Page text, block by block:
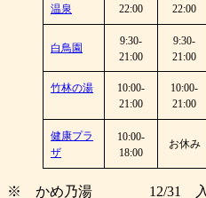
温泉
22:00
22:00
白鳥園
9:30-
21:00
9:30-
21:00
竹林の湯
10:00-
21:00
10:00-
21:00
健康プラ
ザ
10:00-
18:00
お休み
※ かめ乃湯 12/31 入場